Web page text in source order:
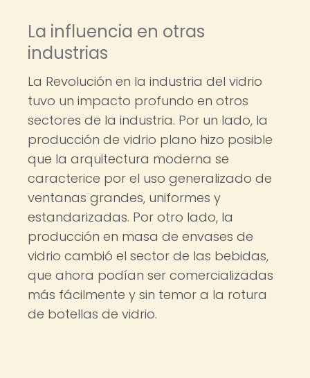
La influencia en otras
industrias
La Revolución en la industria del vidrio
tuvo un impacto profundo en otros
sectores de la industria. Por un lado, la
producción de vidrio plano hizo posible
que la arquitectura moderna se
caracterice por el uso generalizado de
ventanas grandes, uniformes y
estandarizadas. Por otro lado, la
producción en masa de envases de
vidrio cambió el sector de las bebidas,
que ahora podían ser comercializadas
más fácilmente y sin temor a la rotura
de botellas de vidrio.